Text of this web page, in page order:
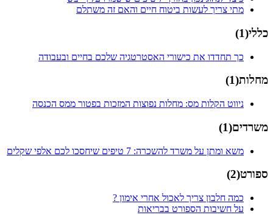
מתי צריך לעשות ביטוח חיים והאם זה משתלם
כללי(
1
)
כך תחדדו את כישורי האסטרטגיה שלכם בחיים ובעבודה
מחלות(
1
)
ניווט הקלות מס: מחלות נפוצות המזכות בפטור ממס הכנסה
משרדים(
1
)
משא ומתן על משרד להשכרה: 7 טיפים שיחסכו לכם אלפי שקלים
ספורט(
2
)
כמה חלבון צריך לאכול אחרי אימון ?
על חשיבות הספורט בבריאות